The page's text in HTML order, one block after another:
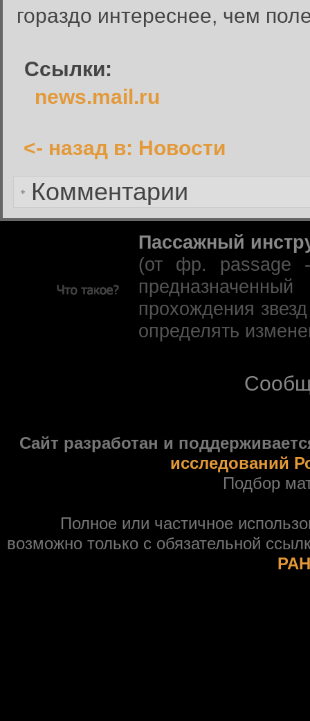
гораздо интереснее, чем
Ссылки:
news.mail.ru
<- назад в: Новости
Комментарии
Имя пользователя:
Забыли пароль?
Пассажный
(от фр. passage -
прохождения
определять
Сайт разработан и
исследований
Подбор
Полное или частичное
возможно только с обязательной